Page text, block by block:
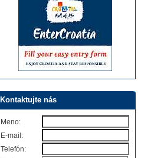
Kontaktujte nás
Meno:
E-mail:
Telefón: